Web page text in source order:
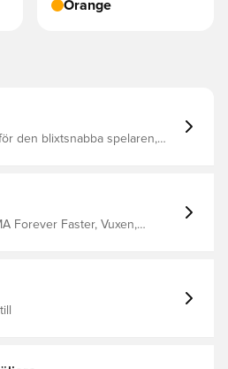
Orange
den blixtsnabba spelaren,
bollen i alla väder Stickad
ankeln, vilket gör det lätt för
in i stövlarna Med
och konstgräsplaner.
Forever Faster, Vuxen,